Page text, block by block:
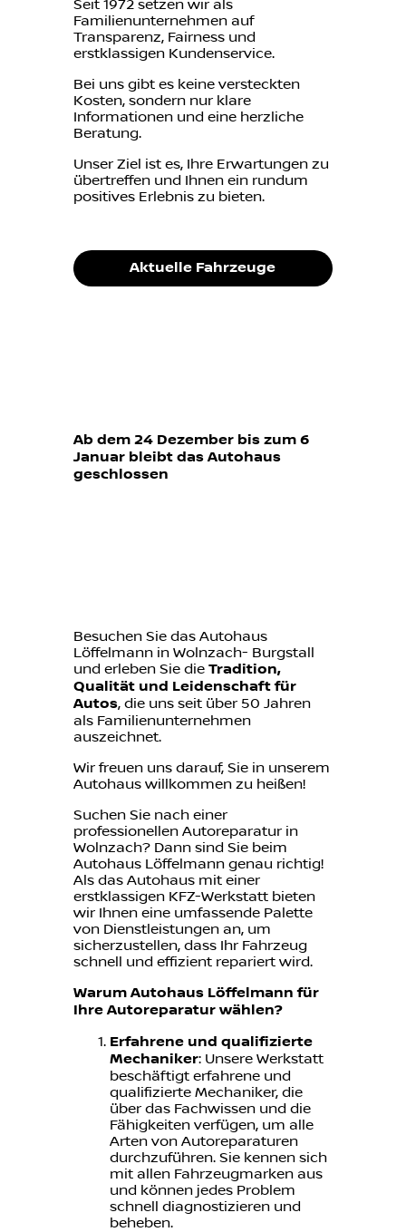
Seit 1972 setzen wir als
Familienunternehmen auf
Transparenz, Fairness und
erstklassigen Kundenservice.
Bei uns gibt es keine versteckten
Kosten, sondern nur klare
Informationen und eine herzliche
Beratung.
Unser Ziel ist es, Ihre Erwartungen zu
übertreffen und Ihnen ein rundum
positives Erlebnis zu bieten.
Aktuelle Fahrzeuge
Ab dem 24 Dezember bis zum 6
Januar bleibt das Autohaus
geschlossen
Besuchen Sie das Autohaus
Löffelmann in Wolnzach- Burgstall
und erleben Sie die Tradition,
Qualität und Leidenschaft für
Autos, die uns seit über 50 Jahren
als Familienunternehmen
auszeichnet.
Wir freuen uns darauf, Sie in unserem
Autohaus willkommen zu heißen!
Suchen Sie nach einer
professionellen Autoreparatur in
Wolnzach? Dann sind Sie beim
Autohaus Löffelmann genau richtig!
Als das Autohaus mit einer
erstklassigen KFZ-Werkstatt bieten
wir Ihnen eine umfassende Palette
von Dienstleistungen an, um
sicherzustellen, dass Ihr Fahrzeug
schnell und effizient repariert wird.
Warum Autohaus Löffelmann für
Ihre Autoreparatur wählen?
Erfahrene und qualifizierte
Mechaniker: Unsere Werkstatt
beschäftigt erfahrene und
qualifizierte Mechaniker, die
über das Fachwissen und die
Fähigkeiten verfügen, um alle
Arten von Autoreparaturen
durchzuführen. Sie kennen sich
mit allen Fahrzeugmarken aus
und können jedes Problem
schnell diagnostizieren und
beheben.